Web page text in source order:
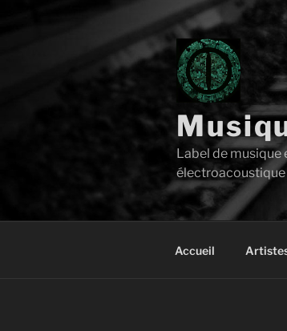
Label de musique
Accueil